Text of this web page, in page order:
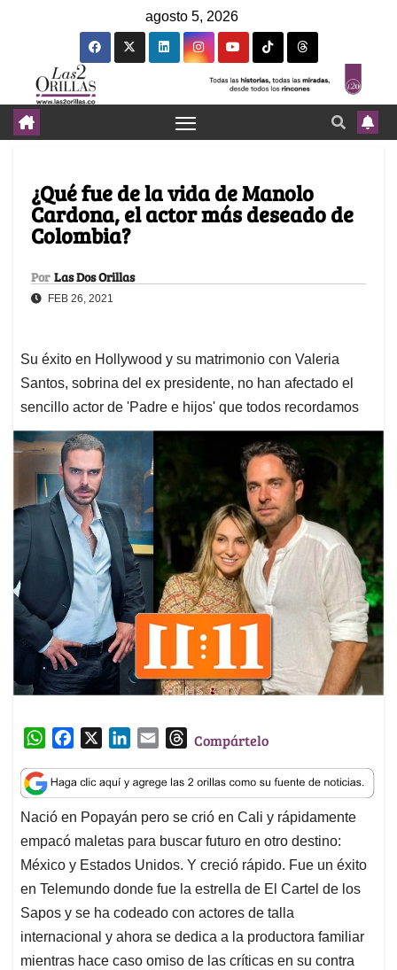
agosto 5, 2026
¿Qué fue de la vida de Manolo
Cardona, el actor más deseado de
Colombia?
Por Las Dos Orillas
FEB 26, 2021
Su éxito en Hollywood y su matrimonio con Valeria
Santos, sobrina del ex presidente, no han afectado el
sencillo actor de 'Padre e hijos' que todos recordamos
W
a
t
s
A
p
p
c
e
b
o
o
k
n
k
e
d
I
n
a
i
l
T
r
e
a
d
s
Compártelo
Nació en Popayán pero se crió en Cali y rápidamente
empacó maletas para buscar futuro en otro destino:
México y Estados Unidos. Y creció rápido. Fue un éxito
en Telemundo donde fue la estrella de El Cartel de los
Sapos y se ha codeado con actores de talla
internacional y ahora se dedica a la productora familiar
mientras hace caso omiso de las críticas en su contra